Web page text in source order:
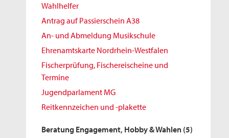
Wahlhelfer
Antrag auf Passierschein A38
An- und Abmeldung Musikschule
Ehrenamtskarte Nordrhein-Westfalen
Fischerprüfung, Fischereischeine und
Termine
Jugendparlament MG
Reitkennzeichen und -plakette
Beratung Engagement, Hobby & Wahlen (5)